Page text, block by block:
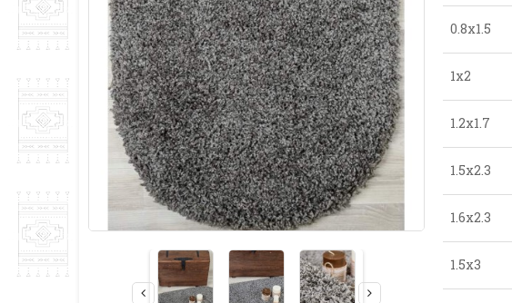
0.8х1.5
1х2
1.2х1.7
1.5х2.3
1.6х2.3
1.5х3